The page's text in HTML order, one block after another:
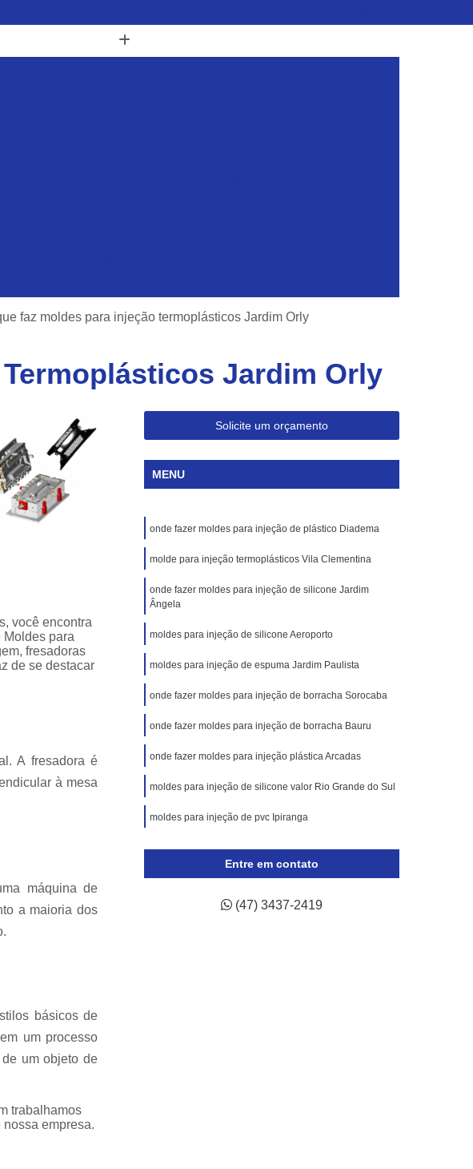
Injeção de Plásticos
Ferramentas para Injeção de Plásticos
para Caixas
Injeção de Plásticos para Embalagem
Caixas Plásticas
Moldes para Paletes Plásticos
para Paletes
de Alumínio
Moldes para Injeção de Borracha
de Espuma
Moldes para Injeção de Poliuretano
Injeção de Pvc
Moldes para Injeção de Silicone
Moldes para Injeção de Termoplásticos
Injeção Plástica
Moldes para Injeção Termoplásticos
Plasticos
Ferramentas para Moldagem de Plásticos
de Moldes Plasticos
Injeção de Termoplástico
Moldagem de Termoplásticos
Injeção de Termoplástico
Molde de Injeção Plastica
Moldes para Injeção de Plásticos
Precisão
Fabricação de Moldes para Indústria Automotiva
Injeção de Termoplástico para Automóveis
Moldes para Peças Automotivas
Plásticas Automotivas
Automóveis
Produção de Moldes para Indústria de Automóveis
faz moldes para injeção termoplásticos Jardim Orly
Jardim Orly
você encontra
Moldes para
fresadoras
de se destacar
A fresadora é
à mesa
máquina de
a maioria dos
básicos de
um processo
um objeto de
trabalhamos
empresa.
Solicite um orçamento
MENU
onde fazer moldes para injeção de plástico Diadema
molde para injeção termoplásticos Vila Clementina
onde fazer moldes para injeção de silicone Jardim
Ângela
moldes para injeção de silicone Aeroporto
moldes para injeção de espuma Jardim Paulista
onde fazer moldes para injeção de borracha Sorocaba
onde fazer moldes para injeção de borracha Bauru
onde fazer moldes para injeção plástica Arcadas
moldes para injeção de silicone valor Rio Grande do Sul
moldes para injeção de pvc Ipiranga
Entre em contato
(47) 3437-2419